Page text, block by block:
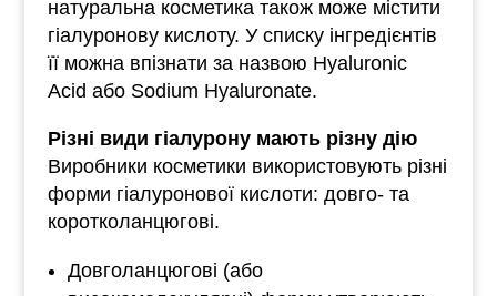
натуральна косметика також може містити
гіалуронову кислоту. У списку інгредієнтів
її можна впізнати за назвою Hyaluronic
Acid або Sodium Hyaluronate.
Різні види гіалурону мають різну дію
Виробники косметики використовують різні
форми гіалуронової кислоти: довго- та
коротколанцюгові.
Довголанцюгові (або